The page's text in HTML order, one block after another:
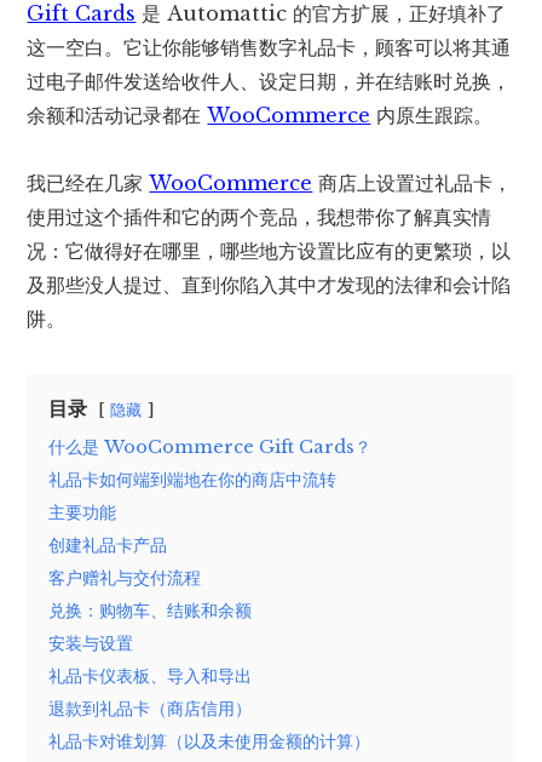
Gift Cards 是 Automattic 的官方扩展，正好填补了
这一空白。它让你能够销售数字礼品卡，顾客可以将其通
过电子邮件发送给收件人、设定日期，并在结账时兑换，
余额和活动记录都在WooCommerce 内原生跟踪。
我已经在几家WooCommerce 商店上设置过礼品卡，
使用过这个插件和它的两个竞品，我想带你了解真实情
况：它做得好在哪里，哪些地方设置比应有的更繁琐，以
及那些没人提过、直到你陷入其中才发现的法律和会计陷
阱。
目录 隐藏
什么是 WooCommerce Gift Cards？
礼品卡如何端到端地在你的商店中流转
主要功能
创建礼品卡产品
客户赠礼与交付流程
兑换：购物车、结账和余额
安装与设置
礼品卡仪表板、导入和导出
退款到礼品卡（商店信用）
礼品卡对谁划算（以及未使用金额的计算）